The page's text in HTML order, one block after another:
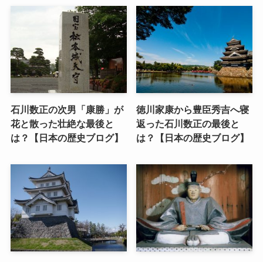
石川数正の次男「康勝」が
花と散った壮絶な最後と
は？【日本の歴史ブログ】
徳川家康から豊臣秀吉へ寝
返った石川数正の最後と
は？【日本の歴史ブログ】